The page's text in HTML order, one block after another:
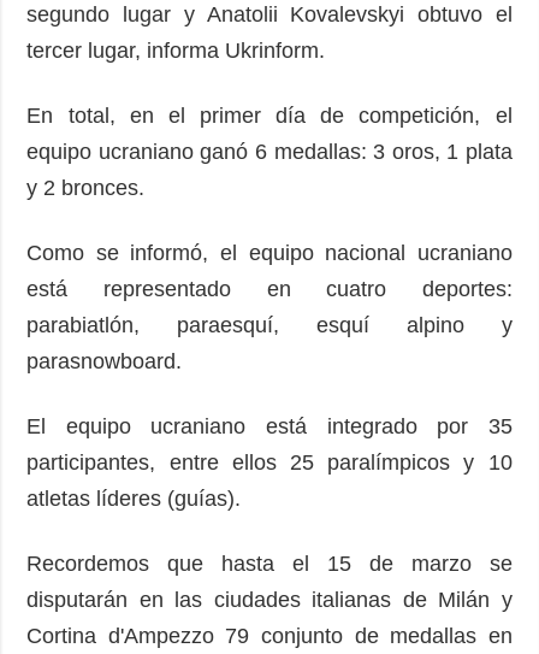
Podcasts
Publicaciones
Suscripción
segundo lugar y Anatolii Kovalevskyi obtuvo el
tercer lugar, informa Ukrinform.
En total, en el primer día de competición, el
equipo ucraniano ganó 6 medallas: 3 oros, 1 plata
y 2 bronces.
Como se informó, el equipo nacional ucraniano
está representado en cuatro deportes:
parabiatlón, paraesquí, esquí alpino y
parasnowboard.
El equipo ucraniano está integrado por 35
participantes, entre ellos 25 paralímpicos y 10
atletas líderes (guías).
Recordemos que hasta el 15 de marzo se
disputarán en las ciudades italianas de Milán y
Cortina d'Ampezzo 79 conjunto de medallas en